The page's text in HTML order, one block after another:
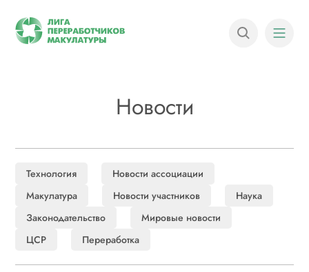
Новости
Технология
Новости ассоциации
Макулатура
Новости участников
Наука
Законодательство
Мировые новости
ЦСР
Переработка